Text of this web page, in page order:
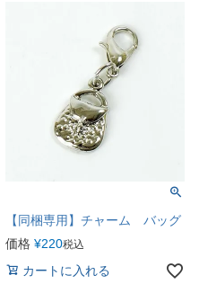
【同梱専用】チャーム バッグ
価格 ¥220税込
カートに入れる